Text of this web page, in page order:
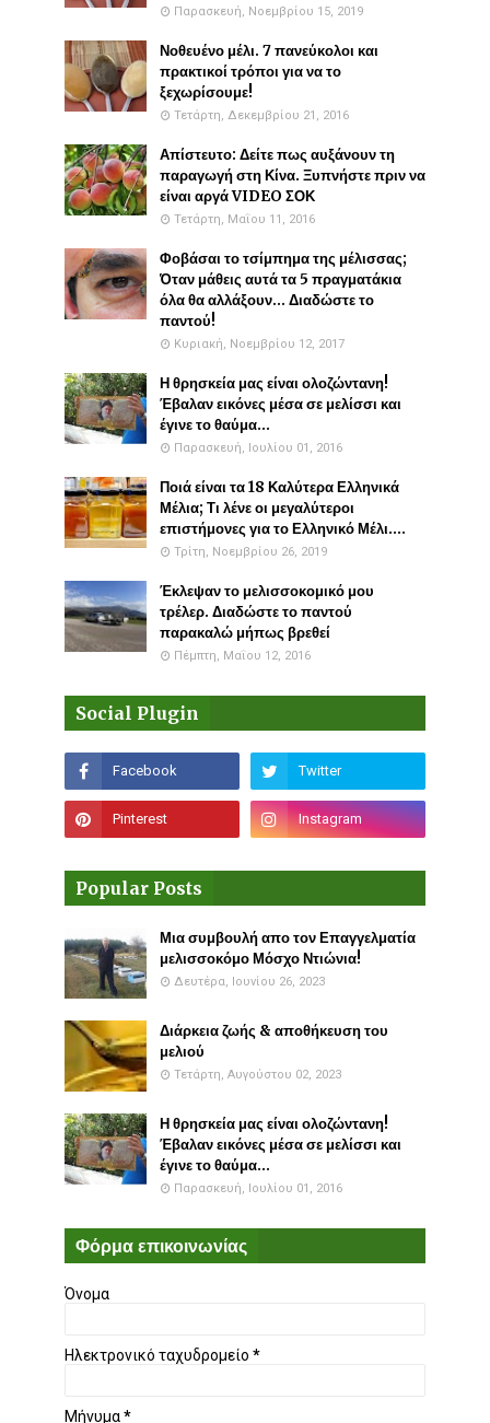
Παρασκευή, Νοεμβρίου 15, 2019
Νοθευένο μέλι. 7 πανεύκολοι και
πρακτικοί τρόποι για να το
ξεχωρίσουμε!
Τετάρτη, Δεκεμβρίου 21, 2016
Απίστευτο: Δείτε πως αυξάνουν τη
παραγωγή στη Κίνα. Ξυπνήστε πριν να
είναι αργά VIDEO ΣΟΚ
Τετάρτη, Μαΐου 11, 2016
Φοβάσαι το τσίμπημα της μέλισσας;
Όταν μάθεις αυτά τα 5 πραγματάκια
όλα θα αλλάξουν... Διαδώστε το
παντού!
Κυριακή, Νοεμβρίου 12, 2017
Η θρησκεία μας είναι ολοζώντανη!
Έβαλαν εικόνες μέσα σε μελίσσι και
έγινε το θαύμα...
Παρασκευή, Ιουλίου 01, 2016
Ποιά είναι τα 18 Καλύτερα Ελληνικά
Μέλια; Τι λένε οι μεγαλύτεροι
επιστήμονες για το Ελληνικό Μέλι....
Τρίτη, Νοεμβρίου 26, 2019
Έκλεψαν το μελισσοκομικό μου
τρέλερ. Διαδώστε το παντού
παρακαλώ μήπως βρεθεί
Πέμπτη, Μαΐου 12, 2016
Social Plugin
Popular Posts
Μια συμβουλή απο τον Επαγγελματία
μελισσοκόμο Μόσχο Ντιώνια!
Δευτέρα, Ιουνίου 26, 2023
Διάρκεια ζωής & αποθήκευση του
μελιού
Τετάρτη, Αυγούστου 02, 2023
Η θρησκεία μας είναι ολοζώντανη!
Έβαλαν εικόνες μέσα σε μελίσσι και
έγινε το θαύμα...
Παρασκευή, Ιουλίου 01, 2016
Φόρμα επικοινωνίας
Όνομα
Ηλεκτρονικό ταχυδρομείο *
Μήνυμα*